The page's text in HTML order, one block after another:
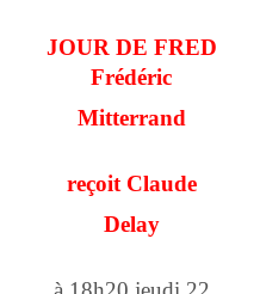
JOUR DE FRED
Frédéric
Mitterrand
reçoit Claude
Delay